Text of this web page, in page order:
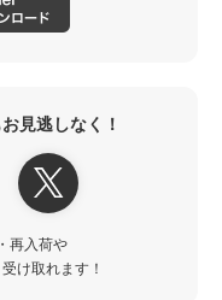
見逃しなく！
再入荷や
け取れます！